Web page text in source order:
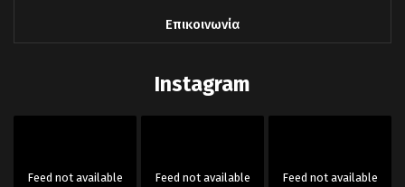
Επικοινωνία
Instagram
Feed not available Feed not available Feed not available